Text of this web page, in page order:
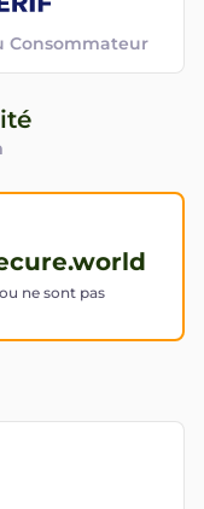
Consommateur
ne sont pas